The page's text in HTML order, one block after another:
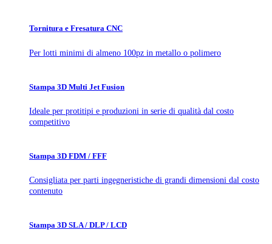
Tornitura e Fresatura CNC
Per lotti minimi di almeno 100pz in metallo o polimero
Stampa 3D Multi Jet Fusion
Ideale per protitipi e produzioni in serie di qualità dal costo
competitivo
Stampa 3D FDM / FFF
Consigliata per parti ingegneristiche di grandi dimensioni dal costo
contenuto
Stampa 3D SLA / DLP / LCD